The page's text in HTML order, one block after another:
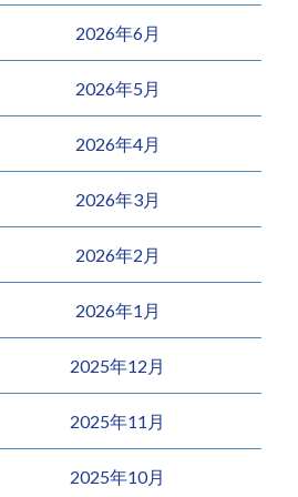
2026年6月
2026年5月
2026年4月
2026年3月
2026年2月
2026年1月
2025年12月
2025年11月
2025年10月